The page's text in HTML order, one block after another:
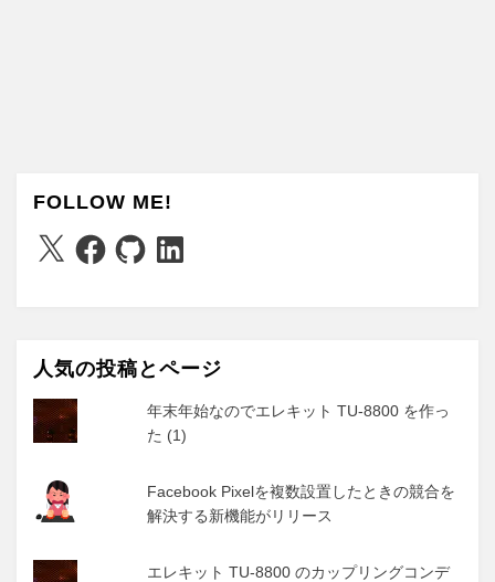
FOLLOW ME!
X Facebook
GitHubLinkedIn
人気の投稿とページ
年末年始なのでエレキット TU-8800 を作っ
た (1)
Facebook Pixelを複数設置したときの競合を
解決する新機能がリリース
エレキット TU-8800 のカップリングコンデ